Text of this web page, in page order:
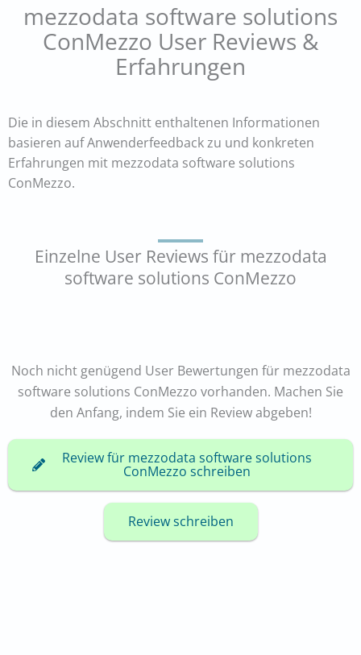
mezzodata software solutions
ConMezzo User Reviews &
Erfahrungen
Die in diesem Abschnitt enthaltenen Informationen
basieren auf Anwenderfeedback zu und konkreten
Erfahrungen mit mezzodata software solutions
ConMezzo.
Einzelne User Reviews für mezzodata
software solutions ConMezzo
Noch nicht genügend User Bewertungen für mezzodata
software solutions ConMezzo vorhanden. Machen Sie
den Anfang, indem Sie ein Review abgeben!
Review für mezzodata software solutions
ConMezzo schreiben
Review schreiben